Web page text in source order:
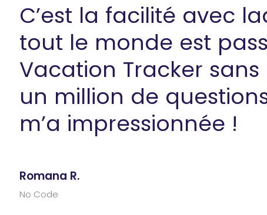
C’est la facilité avec
tout le monde est
Vacation Tracker sans
un million de
m’a impressionnée !
Romana R.
No Code